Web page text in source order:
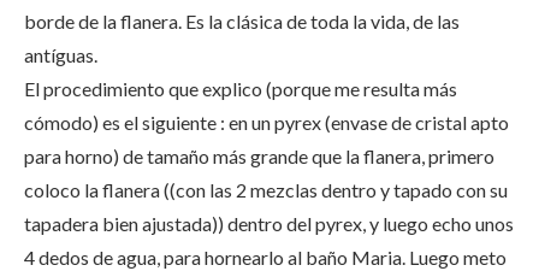
borde de la flanera. Es la clásica de toda la vida, de las
antíguas.
El procedimiento que explico (porque me resulta más
cómodo) es el siguiente : en un pyrex (envase de cristal apto
para horno) de tamaño más grande que la flanera, primero
coloco la flanera ((con las 2 mezclas dentro y tapado con su
tapadera bien ajustada)) dentro del pyrex, y luego echo unos
4 dedos de agua, para hornearlo al baño Maria. Luego meto